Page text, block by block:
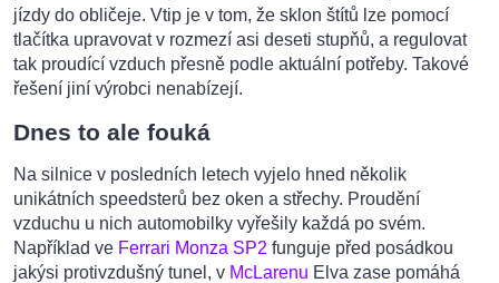
jízdy do obličeje. Vtip je v tom, že sklon štítů lze pomocí
tlačítka upravovat v rozmezí asi deseti stupňů, a regulovat
tak proudící vzduch přesně podle aktuální potřeby. Takové
řešení jiní výrobci nenabízejí.
Dnes to ale fouká
Na silnice v posledních letech vyjelo hned několik
unikátních speedsterů bez oken a střechy. Proudění
vzduchu u nich automobilky vyřešily každá po svém.
Například ve Ferrari Monza SP2 funguje před posádkou
jakýsi protivzdušný tunel, v McLarenu Elva zase pomáhá